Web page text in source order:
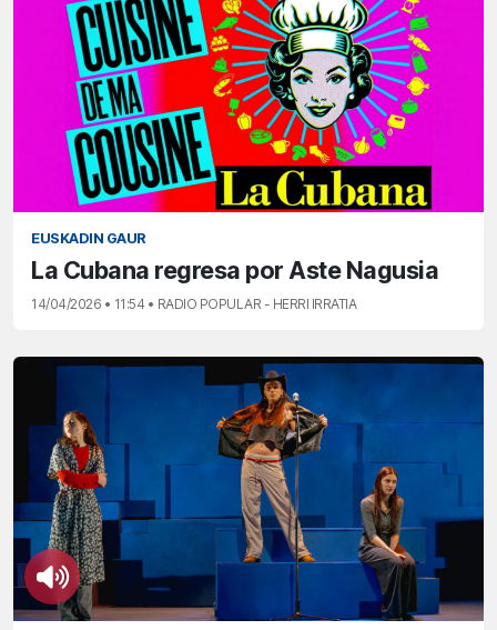
EUSKADIN GAUR
La Cubana regresa por Aste Nagusia
14/04/2026 • 11:54 • RADIO POPULAR - HERRI IRRATIA